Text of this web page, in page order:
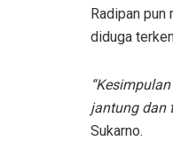
Radipan
diduga
jantung dan
Sukarno.